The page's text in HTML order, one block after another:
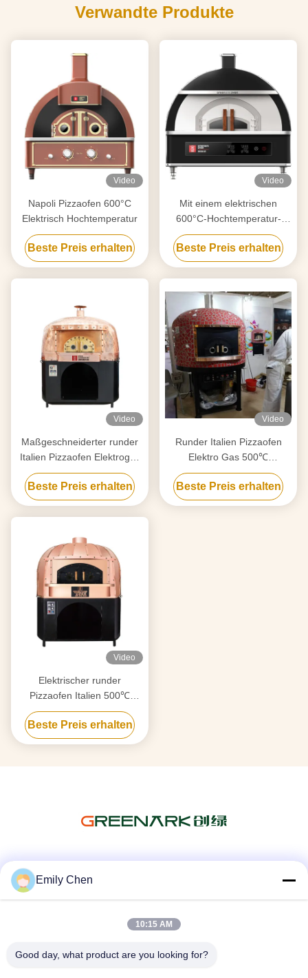
Verwandte Produkte
Video
Napoli Pizzaofen 600°C
Elektrisch Hochtemperatur
Beste Preis erhalten
Video
Mit einem elektrischen
600°C-Hochtemperatur-
Pizzoofen
Beste Preis erhalten
Video
Maßgeschneiderter runder
Italien Pizzaofen Elektrogas
500°C Hochtemperatur
Beste Preis erhalten
Video
Runder Italien Pizzaofen
Elektro Gas 500℃
Hochtemperatur
Beste Preis erhalten
Video
Elektrischer runder
Pizzaofen Italien 500℃
Hochtemperatur
Beste Preis erhalten
Emily Chen
10:15 AM
Good day, what product are you looking for?